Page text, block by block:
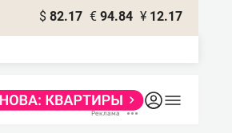
$ 82.17 € 94.84 ¥ 12.17